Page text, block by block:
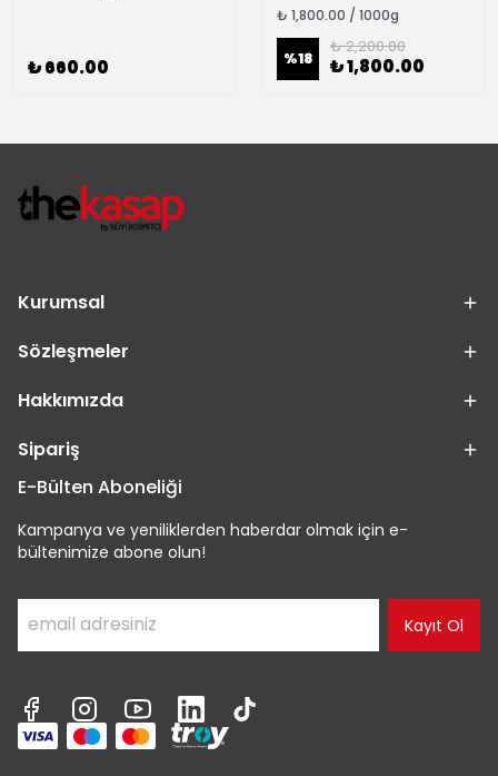
₺ 660.00
₺ 1,800.00 / 1000g
%18
₺ 2,200.00
₺ 1,800.00
Kurumsal
Sözleşmeler
Hakkımızda
Sipariş
E-Bülten Aboneliği
Kampanya ve yeniliklerden haberdar olmak için e-
bültenimize abone olun!
Kayıt Ol